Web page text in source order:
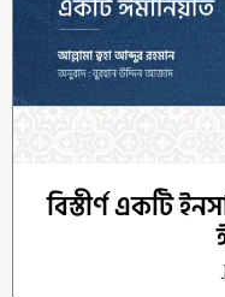
বিস্তীর্ণ একটি